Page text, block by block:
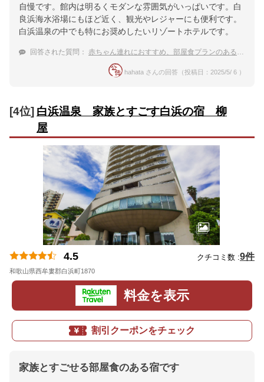
自慢です。館内は明るくモダンな雰囲気がいっぱいです。白
良浜海水浴場にもほど近く、観光やレジャーにも便利です。
白浜温泉の中でも特にお奨めしたいリゾートホテルです。
回答された質問： 赤ちゃん連れにおすすめ、部屋食プランのある和歌山・白浜温泉の宿は？
hahata さんの回答（投稿日：2025/5/ 6 ）
[4位] 白浜温泉 家族とすごす白浜の宿 柳
屋
4.5 クチコミ数 :9件
和歌山県西牟婁郡白浜町1870
料金を表示
割引クーポンをチェック
家族とすごせる部屋食のある宿です